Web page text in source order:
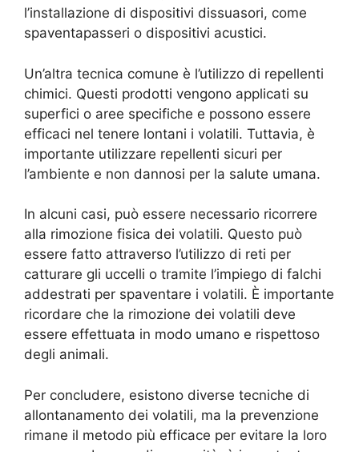
l’installazione di dispositivi dissuasori, come
spaventapasseri o dispositivi acustici.
Un’altra tecnica comune è l’utilizzo di repellenti
chimici. Questi prodotti vengono applicati su
superfici o aree specifiche e possono essere
efficaci nel tenere lontani i volatili. Tuttavia, è
importante utilizzare repellenti sicuri per
l’ambiente e non dannosi per la salute umana.
In alcuni casi, può essere necessario ricorrere
alla rimozione fisica dei volatili. Questo può
essere fatto attraverso l’utilizzo di reti per
catturare gli uccelli o tramite l’impiego di falchi
addestrati per spaventare i volatili. È importante
ricordare che la rimozione dei volatili deve
essere effettuata in modo umano e rispettoso
degli animali.
Per concludere, esistono diverse tecniche di
allontanamento dei volatili, ma la prevenzione
rimane il metodo più efficace per evitare la loro